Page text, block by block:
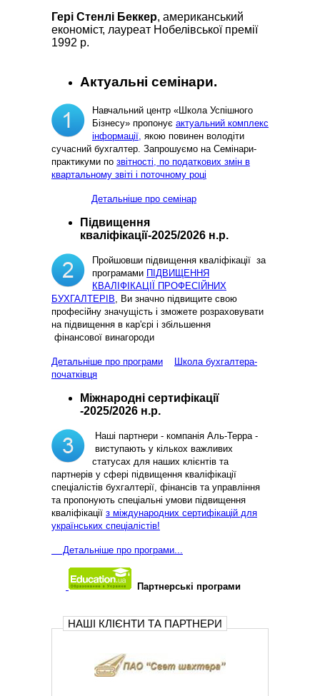
Гері Стенлі Беккер, американський
економіст, лауреат Нобелівської премії
1992 р.
Актуальні семінари.
Навчальний центр «Школа Успішного
Бізнесу» пропонує актуальний комплекс
інформації, якою повинен володіти
сучасний бухгалтер. Запрошуємо на Семінари-
практикуми по звітності, по податкових змін в
квартальному звіті і поточному році
Детальніше про семінар
Підвищення
кваліфікації-2025/2026 н.р.
Пройшовши підвищення кваліфікації за
програмами ПІДВИЩЕННЯ
КВАЛІФІКАЦІЇ ПРОФЕСІЙНИХ
БУХГАЛТЕРІВ , Ви значно підвищите свою
професійну значущість і зможете розраховувати
на підвищення в кар'єрі і збільшення
фінансової винагороди
Детальніше про програми
Школа бухгалтера-
початківця
Міжнародні сертифікації
-2025/2026 н.р.
Наші партнери - компанія Аль-Терра -
виступають у кількох важливих
статусах для наших клієнтів та
партнерів у сфері підвищення кваліфікації
спеціалістів бухгалтерії, фінансів та управління
та пропонують спеціальні умови підвищення
кваліфікації з міждународних сертифікацій для
українських спеціалістів!
Детальніше про програми...
Партнерські програми
НАШІ КЛІЄНТИ ТА ПАРТНЕРИ